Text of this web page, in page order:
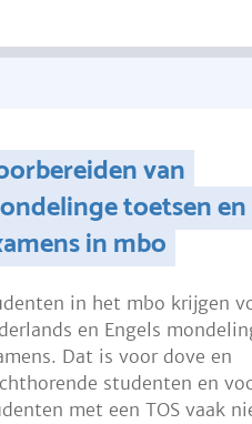
van
toetsen en
in mbo
in het mbo krijgen
en Engels
Dat is voor dove en
studenten en
met een TOS vaak